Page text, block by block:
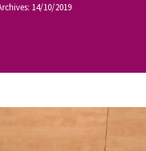
14/10/2019